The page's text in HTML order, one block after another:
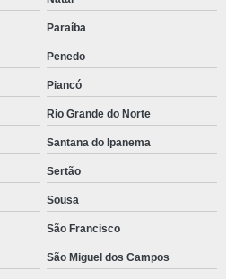
Lagoa Grande
litros Nova Venécia
Pirituba
Itaú de Minas
Itapecerica da Serra
litros Carmo da Cachoeira
Minas
litros Nova Venécia
Itabaiana
Paraíba
Penedo
Piancó
Rio Grande do Norte
Santana do Ipanema
Sertão
Sousa
São Francisco
São Miguel dos Campos